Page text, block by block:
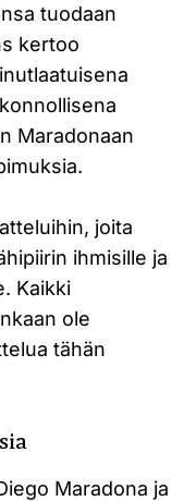
tuodaan
kertoo
Maradonaan
joita
ihmisille ja
Kaikki
ole
tähän
Maradona ja